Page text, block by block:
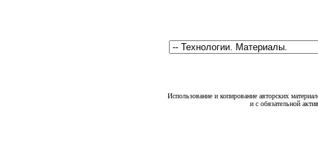
Использование и копирование авторских
и с обязательной